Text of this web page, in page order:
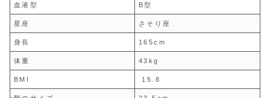
血液型 B型
星座 さそり座
身長 165cm
体重 43kg
BMI 15.8